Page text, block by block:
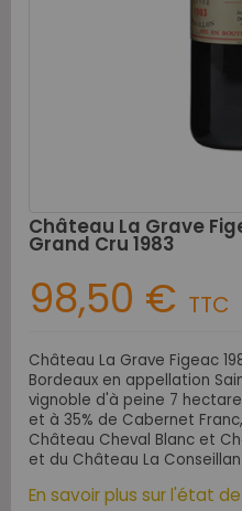
Château La Grave
Grand Cru 1983
98,50 € TTC
Château La Grave Figeac
Bordeaux en appellation
vignoble d'à peine 7
et à 35% de Cabernet
Château Cheval Blanc et
et du Château La
En savoir plus sur l'état